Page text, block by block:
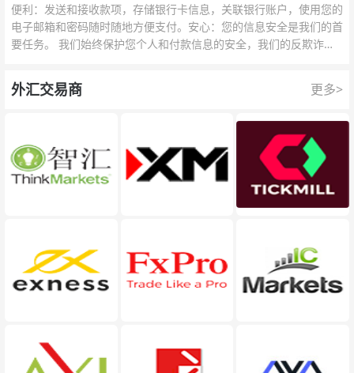
便利：发送和接收款项，存储银行卡信息，关联银行账户，使用您的
电子邮箱和密码随时随地方便支付。安心：您的信息安全是我们的首
要任务。 我们始终保护您个人和付款信息的安全，我们的反欺诈团
外汇交易商 更多>